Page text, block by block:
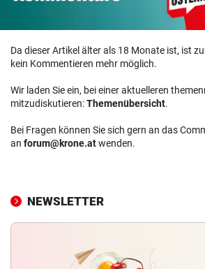
Da dieser Artikel älter als 18 Monate ist, ist
kein Kommentieren mehr möglich.
Wir laden Sie ein, bei einer aktuelleren
mitzudiskutieren:Themenübersicht.
Bei Fragen können Sie sich gern an das
an forum@krone.atwenden.
NEWSLETTER